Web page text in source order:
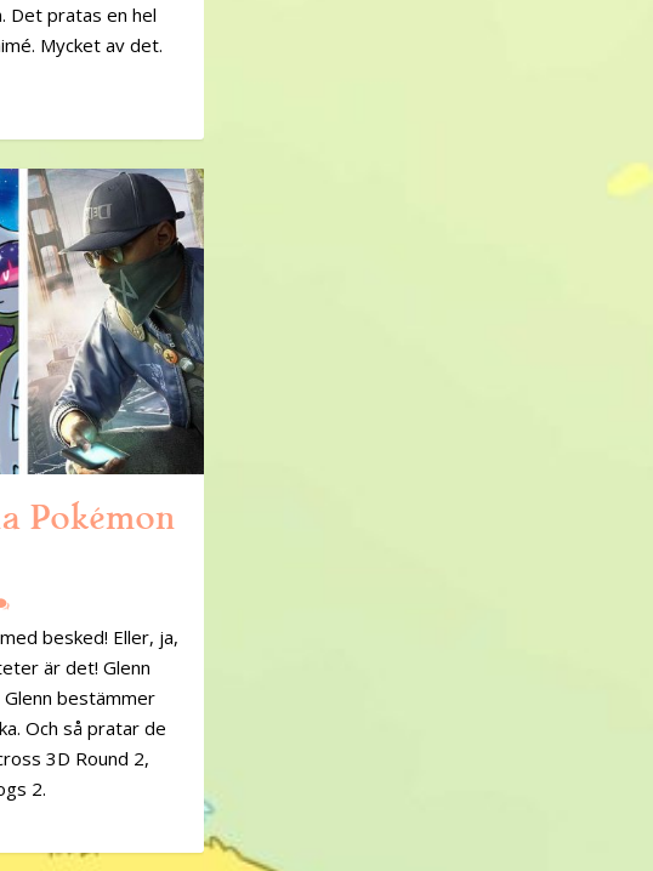
Det pratas en hel
Mycket av det.
Pokémon
besked! Eller, ja,
är det! Glenn
bestämmer
Och så pratar de
3D Round 2,
2.